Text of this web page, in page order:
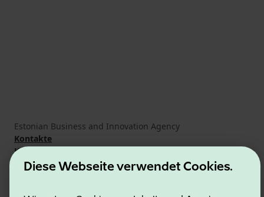
Diese Webseite verwendet Cookies.
Estonian Business and Innovation Agency
Kontakte
Kooperationspartner
Nutzungsbedingungen